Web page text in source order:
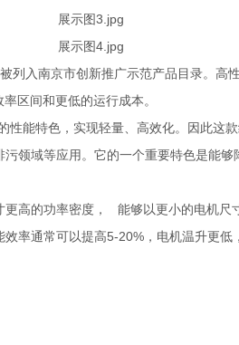
列入南京市创新推广示范产品目录。高
区间和更低的运行成本。
能特色，实现轻量、高效化。因此这
领域等应用。它的一个重要特色是能够
高的功率密度， 能够以更小的电机尺
率通常可以提高5-20%，电机温升更